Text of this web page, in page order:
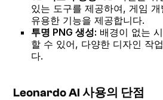
있는 도구를 제공하여, 게임
유용한 기능을 제공합니다.
투명 PNG 생성: 배경이 없는
할 수 있어, 다양한 디자인 작
다.
Leonardo AI 사용의 단점